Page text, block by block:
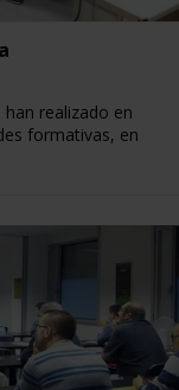
realizado en
formativas, en